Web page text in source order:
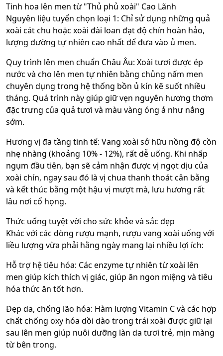
Tinh hoa lên men từ "Thủ phủ xoài" Cao Lãnh
Nguyên liệu tuyển chọn loại 1: Chỉ sử dụng những quả
xoài cát chu hoặc xoài đài loan đạt độ chín hoàn hảo,
lượng đường tự nhiên cao nhất để đưa vào ủ men.
Quy trình lên men chuẩn Châu Âu: Xoài tươi được ép
nước và cho lên men tự nhiên bằng chủng nấm men
chuyên dụng trong hệ thống bồn ủ kín kẽ suốt nhiều
tháng. Quá trình này giúp giữ vẹn nguyên hương thơm
đặc trưng của quả tươi và màu vàng óng ả như nắng
sớm.
Hương vị đa tầng tinh tế: Vang xoài sở hữu nồng độ cồn
nhẹ nhàng (khoảng 10% - 12%), rất dễ uống. Khi nhấp
ngụm đầu tiên, bạn sẽ cảm nhận được vị ngọt dịu của
xoài chín, ngay sau đó là vị chua thanh thoát cân bằng
và kết thúc bằng một hậu vị mượt mà, lưu hương rất
lâu nơi cổ họng.
Thức uống tuyệt vời cho sức khỏe và sắc đẹp
Khác với các dòng rượu mạnh, rượu vang xoài uống với
liều lượng vừa phải hằng ngày mang lại nhiều lợi ích:
Hỗ trợ hệ tiêu hóa: Các enzyme tự nhiên từ xoài lên
men giúp kích thích vị giác, giúp ăn ngon miệng và tiêu
hóa thức ăn tốt hơn.
Đẹp da, chống lão hóa: Hàm lượng Vitamin C và các hợp
chất chống oxy hóa dồi dào trong trái xoài được giữ lại
sau lên men giúp nuôi dưỡng làn da tươi trẻ, mịn màng
từ bên trong.